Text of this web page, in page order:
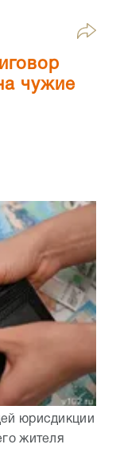
чужие
юрисдикции
жителя